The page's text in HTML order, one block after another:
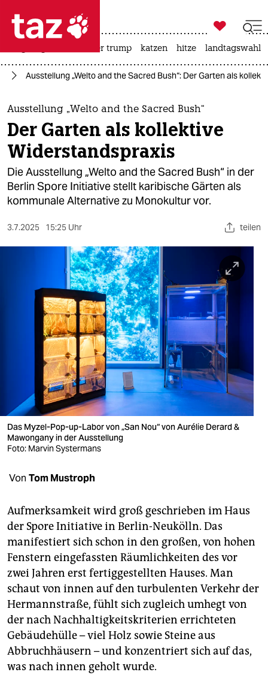
 taz zahl ich
taz zahl ich
themen
politik
öko
gesellschaft
sport
wahrheit
veranstaltungen
shop
fragen & hilfe
genossenschaft
epaper login

taz zahl ich
usa unter trump katzen hitze landtagswahl
Ausstellung „Welto and the Sacred Bush“: Der Garten als
Ausstellung „Welto and the Sacred Bush“
Der Garten als kollektive
Widerstandspraxis
Die Ausstellung „Welto and the Sacred Bush“ in der
Berlin Spore Initiative stellt karibische Gärten als
kommunale Alternative zu Monokultur vor.
3.7.2025 15:25 Uhr teilen
Das Myzel-Pop-up-Labor von „San Nou“ von Aurélie Derard &
Mawongany in der Ausstellung
Foto: Marvin Systermans
Von Tom Mustroph
Aufmerksamkeit wird groß geschrieben im Haus
der Spore Initiative in Berlin-Neukölln. Das
manifestiert sich schon in den großen, von hohen
Fenstern eingefassten Räumlichkeiten des vor
zwei Jahren erst fertiggestellten Hauses. Man
schaut von innen auf den turbulenten Verkehr der
Hermannstraße, fühlt sich zugleich umhegt von
der nach Nachhaltigkeitskriterien errichteten
Gebäudehülle – viel Holz sowie Steine aus
Abbruchhäusern – und konzen­triert sich auf das,
was nach innen geholt wurde.